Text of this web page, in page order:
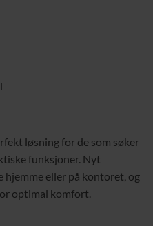
løsning for de som søker
funksjoner. Nyt
hjemme eller på kontoret, og
optimal komfort.